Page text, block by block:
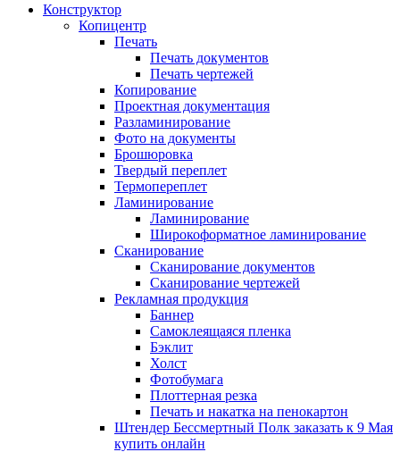
Конструктор
Копицентр
Печать
Печать документов
Печать чертежей
Копирование
Проектная документация
Разламинирование
Фото на документы
Брошюровка
Твердый переплет
Термопереплет
Ламинирование
Ламинирование
Широкоформатное ламинирование
Сканирование
Сканирование документов
Сканирование чертежей
Рекламная продукция
Баннер
Самоклеящаяся пленка
Бэклит
Холст
Фотобумага
Плоттерная резка
Печать и накатка на пенокартон
Штендер Бессмертный Полк заказать к 9 Мая
купить онлайн